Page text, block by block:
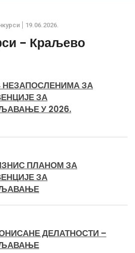
19.06.2026.
- Краљево
НЕЗАПОСЛЕНИМА ЗА
ЗА
У 2026.
ПЛАНОМ ЗА
ЗА
ДЕЛАТНОСТИ –